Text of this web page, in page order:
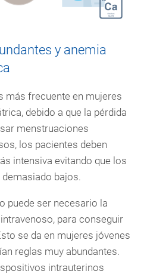
y anemia
más frecuente en mujeres
debido a que la pérdida
menstruaciones
los pacientes deben
intensiva evitando que los
bajos.
puede ser necesario la
para conseguir
se da en mujeres jóvenes
reglas muy abundantes.
intrauterinos